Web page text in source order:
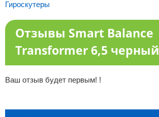
Гироскутеры
Отзывы Smart Balance
Transformer 6,5 черный
Ваш отзыв будет первым! !